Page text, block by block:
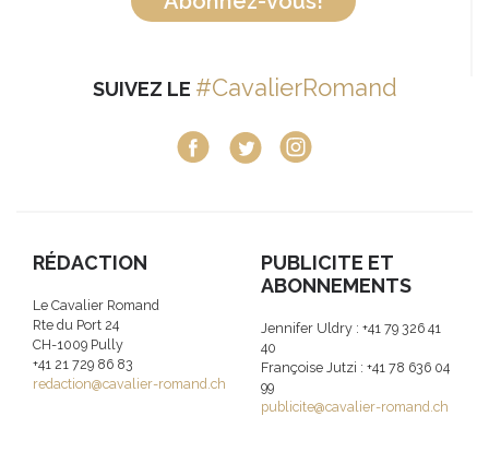
SUIVEZ LE #CavalierRomand
RÉDACTION
Le Cavalier Romand
Rte du Port 24
CH-1009 Pully
+41 21 729 86 83
redaction@cavalier-romand.ch
PUBLICITE ET
ABONNEMENTS
Jennifer Uldry : +41 79 326 41
40
Françoise Jutzi : +41 78 636 04
99
publicite@cavalier-romand.ch